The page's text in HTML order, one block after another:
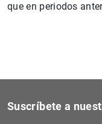
que en periodos
Suscríbete a